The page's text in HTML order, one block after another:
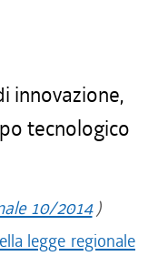
innovazione,
tecnologico
10/2014)
legge regionale